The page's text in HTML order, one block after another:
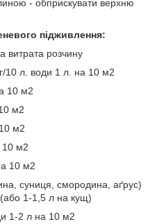
- обприскувати верхню
підживлення:
витрата розчину
г/10 л. води 1 л. на 10 м2
10 м2
м2
м2
10 м2
10 м2
суниця, смородина, аґрус)
1-1,5 л на кущ)
1-2 л на 10 м2